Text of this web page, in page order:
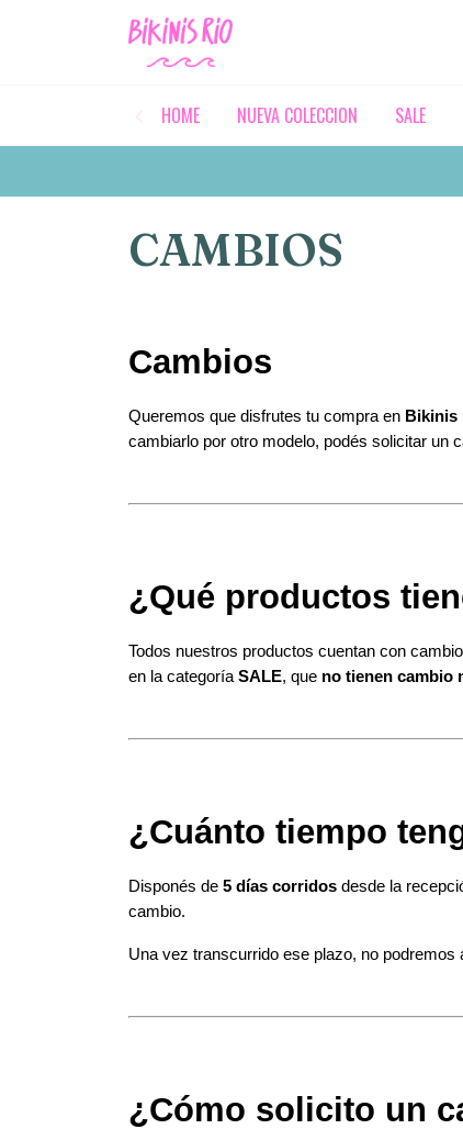
HOME NUEVA COLECCION SALE
CAMBIOS
Cambios
Queremos que disfrutes tu compra en Bikinis
cambiarlo por otro modelo, podés solicitar un
¿Qué productos
Todos nuestros productos cuentan con
en la categoría SALE, que no tienen cambio
¿Cuánto tiempo
Disponés de 5 días corridos desde la
cambio.
Una vez transcurrido ese plazo, no podremos
¿Cómo solicito un